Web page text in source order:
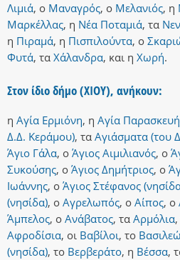
Λιμιά, ο Μαναγρός, ο Μελανιός, η
Μαρκέλλας, η Νέα Ποταμιά, τα
η Πιραμά, η Πισπιλούντα, ο
Φυτά, τα Χάλανδρα, και η Χωρή.
Στον ίδιο δήμο (ΧΙΟΥ), ανήκουν:
η Αγία Ερμιόνη, η Αγία Παρασκευή
Δ.Δ. Κεράμου), τα Αγιάσματα (του
Άγιο Γάλα, ο Άγιος Αιμιλιανός, ο
Συκούσης, ο Άγιος Δημήτριος, ο
Ιωάννης, ο Άγιος Στέφανος
(νησίδα), ο Αγρελωπός, ο Αίπος, ο
Άμπελος, ο Ανάβατος, τα Αρμόλια,
Αφροδίσια, οι Βαβίλοι, το
(νησίδα), το Βερβεράτο, η Βέσσα,